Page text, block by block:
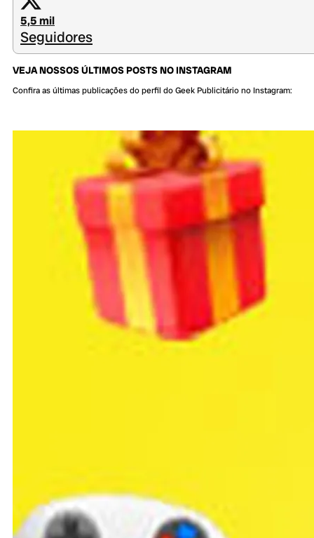
5,5 mil
Seguidores
VEJA NOSSOS ÚLTIMOS POSTS NO INSTAGRAM
Confira as últimas publicações do perfil do Geek Publicitário no Instagram: